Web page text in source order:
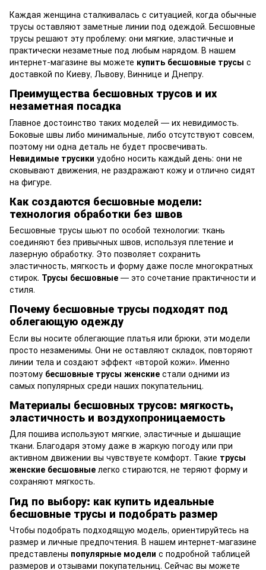
Каждая женщина сталкивалась с ситуацией, когда обычные
трусы оставляют заметные линии под одеждой. Бесшовные
трусы решают эту проблему: они мягкие, эластичные и
практически незаметные под любым нарядом. В нашем
интернет-магазине вы можете купить бесшовные трусы с
доставкой по Киеву, Львову, Виннице и Днепру.
Преимущества бесшовных трусов и их
незаметная посадка
Главное достоинство таких моделей — их невидимость.
Боковые швы либо минимальные, либо отсутствуют совсем,
поэтому ни одна деталь не будет просвечивать.
Невидимые трусики удобно носить каждый день: они не
сковывают движения, не раздражают кожу и отлично сидят
на фигуре.
Как создаются бесшовные модели:
технология обработки без швов
Бесшовные трусы шьют по особой технологии: ткань
соединяют без привычных швов, используя плетение и
лазерную обработку. Это позволяет сохранить
эластичность, мягкость и форму даже после многократных
стирок. Трусы бесшовные — это сочетание практичности и
стиля.
Почему бесшовные трусы подходят под
облегающую одежду
Если вы носите облегающие платья или брюки, эти модели
просто незаменимы. Они не оставляют складок, повторяют
линии тела и создают эффект «второй кожи». Именно
поэтому бесшовные трусы женские стали одними из
самых популярных среди наших покупательниц.
Материалы бесшовных трусов: мягкость,
эластичность и воздухопроницаемость
Для пошива используют мягкие, эластичные и дышащие
ткани. Благодаря этому даже в жаркую погоду или при
активном движении вы чувствуете комфорт. Такие трусы
женские бесшовные легко стираются, не теряют форму и
сохраняют мягкость.
Гид по выбору: как купить идеальные
бесшовные трусы и подобрать размер
Чтобы подобрать подходящую модель, ориентируйтесь на
размер и личные предпочтения. В нашем интернет-магазине
представлены популярные модели с подробной таблицей
размеров и отзывами покупательниц. Сейчас вы можете